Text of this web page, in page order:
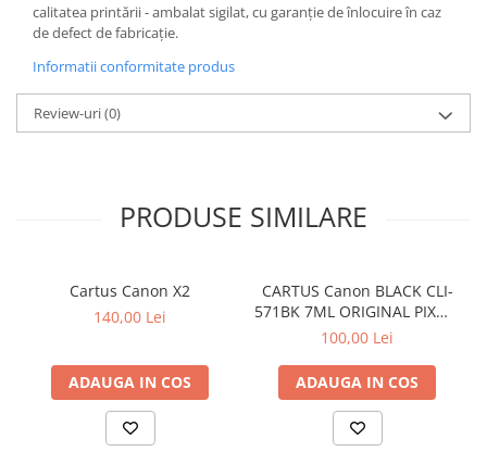
calitatea printării - ambalat sigilat, cu garanție de înlocuire în caz
de defect de fabricație.
Informatii conformitate produs
Review-uri(0)
PRODUSE SIMILARE
Cartus Canon X2
140,00 Lei
ADAUGA IN COS
CARTUS Canon BLACK CLI-
571BK 7ML ORIGINAL PIXMA
MG6850
100,00 Lei
ADAUGA IN COS